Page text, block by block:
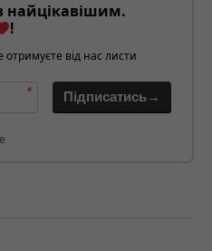
!
від нас листи
* Підписатись→